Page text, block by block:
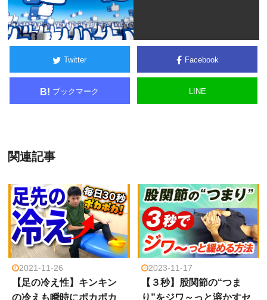
Twitter Facebook
B! ブックマーク LINE
関連記事
2021-11-26
【足の冷え性】キンキン
の冷えも瞬時にポカポカ
2023-11-17
【３秒】股関節の“つま
り”をジワ～っと溶かすセ